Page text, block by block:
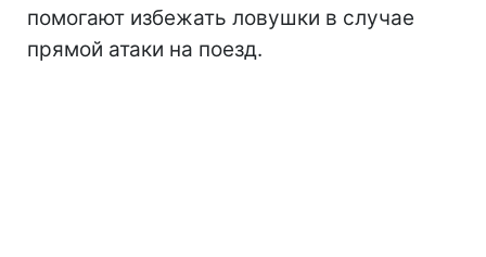
помогают избежать ловушки в случае
прямой атаки на поезд.